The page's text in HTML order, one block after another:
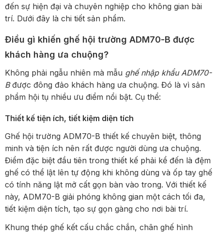
đến sự hiện đại và chuyên nghiệp cho không gian bài
trí. Dưới đây là chi tiết sản phẩm.
Điều gì khiến ghế hội trường ADM70-B được
khách hàng ưa chuộng?
Không phải ngẫu nhiên mà mẫu ghế nhập khẩu ADM70-
Bđược đông đảo khách hàng ưa chuộng. Đó là vì sản
phẩm hội tụ nhiều ưu điểm nổi bật. Cụ thể:
Thiết kế tiện ích, tiết kiệm diện tích
Ghế hội trường ADM70-B thiết kế chuyên biệt, thông
minh và tiện ích nên rất được người dùng ưa chuộng.
Điểm đặc biệt đầu tiên trong thiết kế phải kể đến là đệm
ghế có thể lật lên tự động khi không dùng và ốp tay ghế
có tính năng lật mở cất gọn bàn vào trong. Với thiết kế
này, ADM70-B giải phóng không gian một cách tối đa,
tiết kiệm diện tích, tạo sự gọn gàng cho nơi bài trí.
Khung thép ghế kết cấu chắc chắn, chân ghế hình